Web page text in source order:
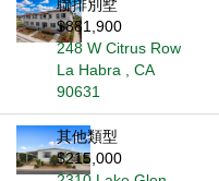
聯排別墅
$881,900
248 W Citrus Row
La Habra , CA
90631
其他類型
$215,000